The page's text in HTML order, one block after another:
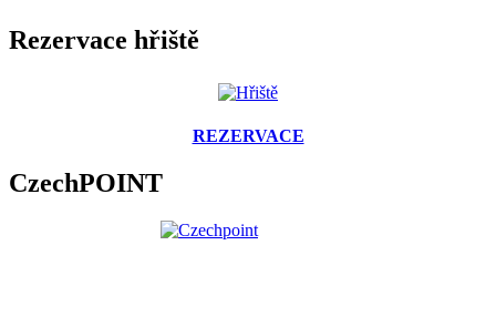
Rezervace hřiště
REZERVACE
CzechPOINT